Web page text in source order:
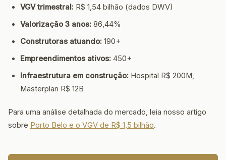
VGV trimestral: R$ 1,54 bilhão (dados DWV)
Valorização 3 anos: 86,44%
Construtoras atuando: 190+
Empreendimentos ativos: 450+
Infraestrutura em construção: Hospital R$ 200M,
Masterplan R$ 12B
Para uma análise detalhada do mercado, leia nosso artigo
sobre Porto Belo e o VGV de R$ 1,5 bilhão.